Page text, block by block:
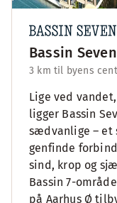
Bassin
3 km til byens
Lige ved
ligger Bassin
sædvanlige – et
genfinde
sind, krop og
Bassin 7-
på Aarhus Ø